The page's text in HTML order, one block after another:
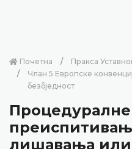
Почетна
Пракса
Члан 5 Европске
безбједност
Процедуралне
лишавања